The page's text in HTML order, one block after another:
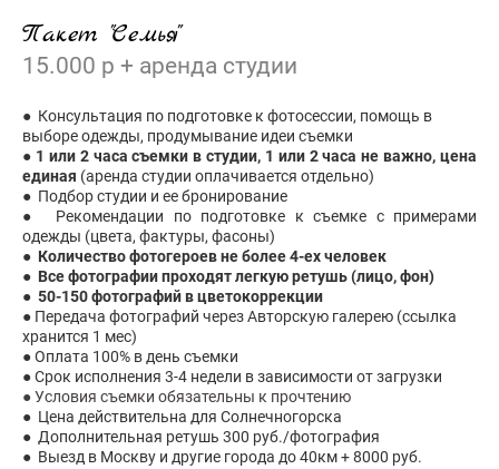
Пакет "Семья"
15.000 р + аренда студии
● Консультация по подготовке к фотосессии, помощь в
выборе одежды, продумывание идеи съемки
● 1 или 2 часа съемки в студии, 1 или 2 часа не важно, цена
единая (аренда студии оплачивается отдельно)
● Подбор студии и ее бронирование
● Рекомендации по подготовке к съемке с примерами
одежды (цвета, фактуры, фасоны)
● Количество фотогероев не более 4-ех человек
● Все фотографии проходят легкую ретушь (лицо, фон)
● 50-150 фотографий в цветокоррекции
● Передача фотографий через Авторскую галерею (ссылка
хранится 1 мес)
● Оплата 100% в день съемки
● Срок исполнения 3-4 недели в зависимости от загрузки
● Условия съемки обязательны к прочтению
● Цена действительна для Солнечногорска
● Дополнительная ретушь 300 руб./фотография
● Выезд в Москву и другие города до 40км + 8000 руб.